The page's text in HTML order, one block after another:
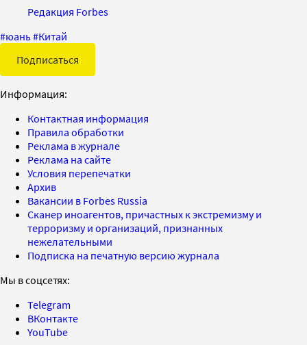
Редакция Forbes
#юань#Китай
Подписаться
Информация:
Контактная информация
Правила обработки
Реклама в журнале
Реклама на сайте
Условия перепечатки
Архив
Вакансии в Forbes Russia
Сканер иноагентов, причастных к экстремизму и
терроризму и организаций, признанных
нежелательными
Подписка на печатную версию журнала
Мы в соцсетях:
Telegram
ВКонтакте
YouTube